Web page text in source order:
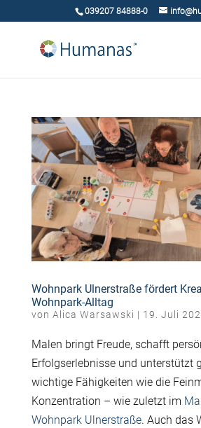
039207 84888-0
Wohnpark Ulnerstraße fördert
Wohnpark-Alltag
von Alica Warsawski | 19. Juli
Malen bringt Freude, schafft
Erfolgserlebnisse und unterstützt
wichtige Fähigkeiten wie die
Konzentration – wie zuletzt im
Wohnpark Ulnerstraße. Auch das